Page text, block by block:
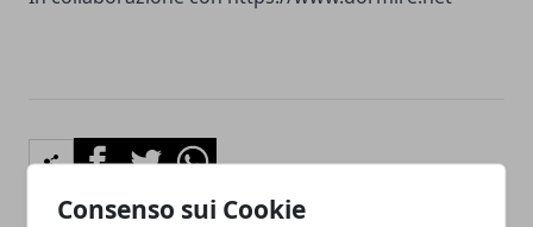
Consenso sui Cookie
FacebookTwitterWhatsapp